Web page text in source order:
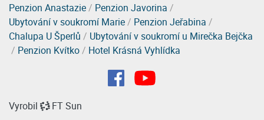
Penzion Anastazie/ Penzion Javorina /
Ubytování v soukromí Marie/ Penzion Jeřabina /
Chalupa U Šperlů / Ubytování v soukromí u Mirečka Bejčka
/ Penzion Kvítko/ Hotel Krásná Vyhlídka
Vyrobil FT Sun